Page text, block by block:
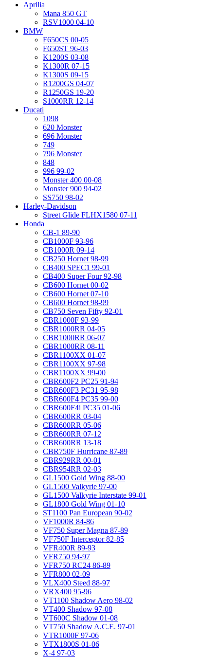
Aprilia
Mana 850 GT
RSV1000 04-10
BMW
F650CS 00-05
F650ST 96-03
K1200S 03-08
K1300R 07-15
K1300S 09-15
R1200GS 04-07
R1250GS 19-20
S1000RR 12-14
Ducati
1098
620 Monster
696 Monster
749
796 Monster
848
996 99-02
Monster 400 00-08
Monster 900 94-02
SS750 98-02
Harley-Davidson
Street Glide FLHX1580 07-11
Honda
CB-1 89-90
CB1000F 93-96
CB1000R 09-14
CB250 Hornet 98-99
CB400 SPEC1 99-01
CB400 Super Four 92-98
CB600 Hornet 00-02
CB600 Hornet 07-10
CB600 Hornet 98-99
CB750 Seven Fifty 92-01
CBR1000F 93-99
CBR1000RR 04-05
CBR1000RR 06-07
CBR1000RR 08-11
CBR1100XX 01-07
CBR1100XX 97-98
CBR1100XX 99-00
CBR600F2 PC25 91-94
CBR600F3 PC31 95-98
CBR600F4 PC35 99-00
CBR600F4i PC35 01-06
CBR600RR 03-04
CBR600RR 05-06
CBR600RR 07-12
CBR600RR 13-18
CBR750F Hurricane 87-89
CBR929RR 00-01
CBR954RR 02-03
GL1500 Gold Wing 88-00
GL1500 Valkyrie 97-00
GL1500 Valkyrie Interstate 99-01
GL1800 Gold Wing 01-10
ST1100 Pan European 90-02
VF1000R 84-86
VF750 Super Magna 87-89
VF750F Interceptor 82-85
VFR400R 89-93
VFR750 94-97
VFR750 RC24 86-89
VFR800 02-09
VLX400 Steed 88-97
VRX400 95-96
VT1100 Shadow Aero 98-02
VT400 Shadow 97-08
VT600C Shadow 01-08
VT750 Shadow A.C.E. 97-01
VTR1000F 97-06
VTX1800S 01-06
X-4 97-03